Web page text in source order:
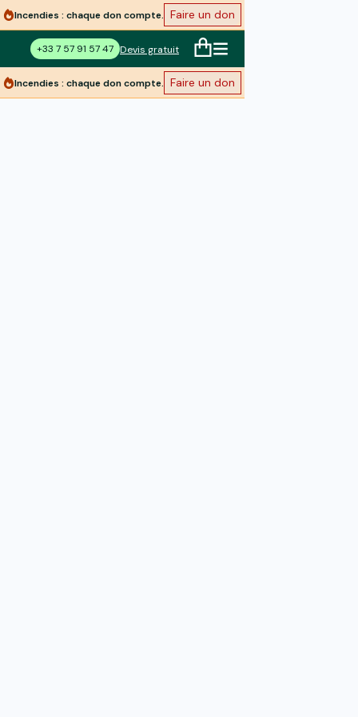
Incendies : chaque don compte. Faire un don
+33 7 57 91 57 47 Devis gratuit
Incendies : chaque don compte. Faire un don